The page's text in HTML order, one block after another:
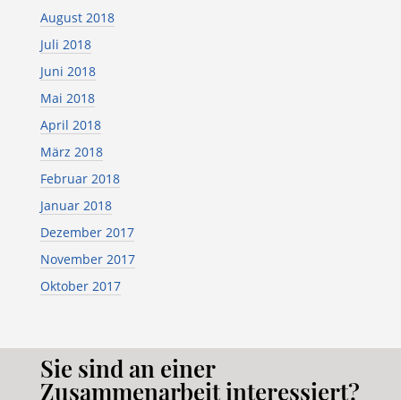
August 2018
Juli 2018
Juni 2018
Mai 2018
April 2018
März 2018
Februar 2018
Januar 2018
Dezember 2017
November 2017
Oktober 2017
Sie sind an einer
Zusammenarbeit interessiert?